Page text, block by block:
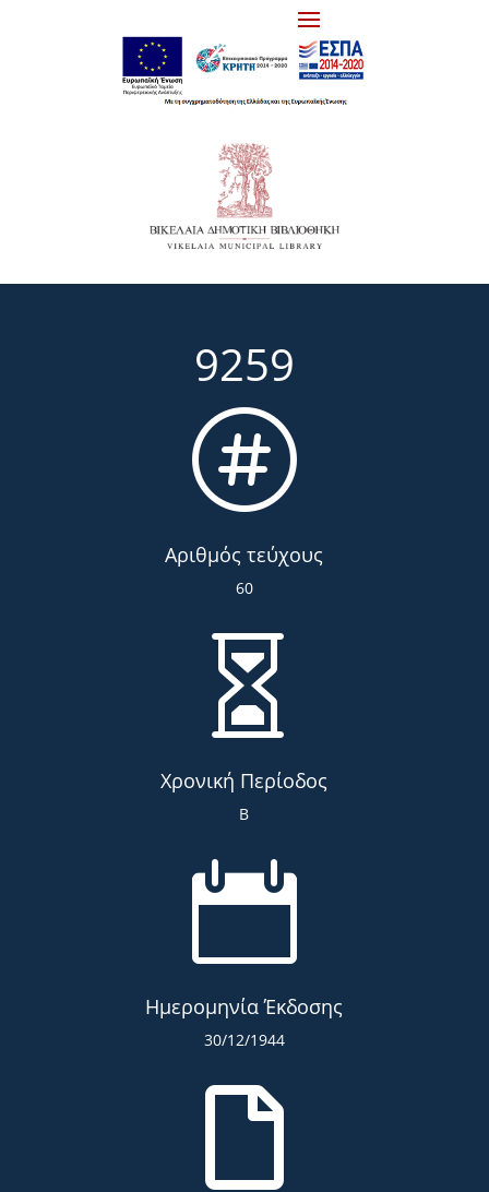
9259

Αριθμός τεύχους
60

Χρονική Περίοδος
Β

Ημερομηνία Έκδοσης
30/12/1944
